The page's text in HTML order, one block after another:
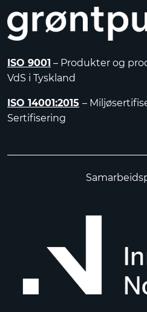
ISO 9001 – Produkter og
VdS i Tyskland
ISO 14001:2015 –
Sertifisering